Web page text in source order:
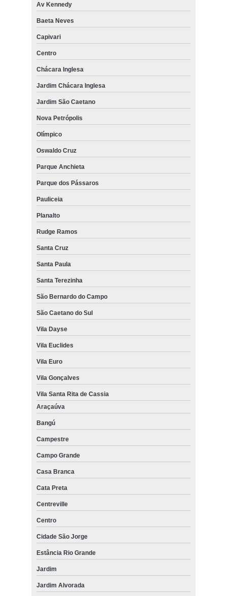
Av Kennedy
Baeta Neves
Capivari
Centro
Chácara Inglesa
Jardim Chácara Inglesa
Jardim São Caetano
Nova Petrópolis
Olímpico
Oswaldo Cruz
Parque Anchieta
Parque dos Pássaros
Pauliceia
Planalto
Rudge Ramos
Santa Cruz
Santa Paula
Santa Terezinha
São Bernardo do Campo
São Caetano do Sul
Vila Dayse
Vila Euclides
Vila Euro
Vila Gonçalves
Vila Santa Rita de Cassia
Araçaúva
Bangú
Campestre
Campo Grande
Casa Branca
Cata Preta
Centreville
Centro
Cidade São Jorge
Estância Rio Grande
Jardim
Jardim Alvorada